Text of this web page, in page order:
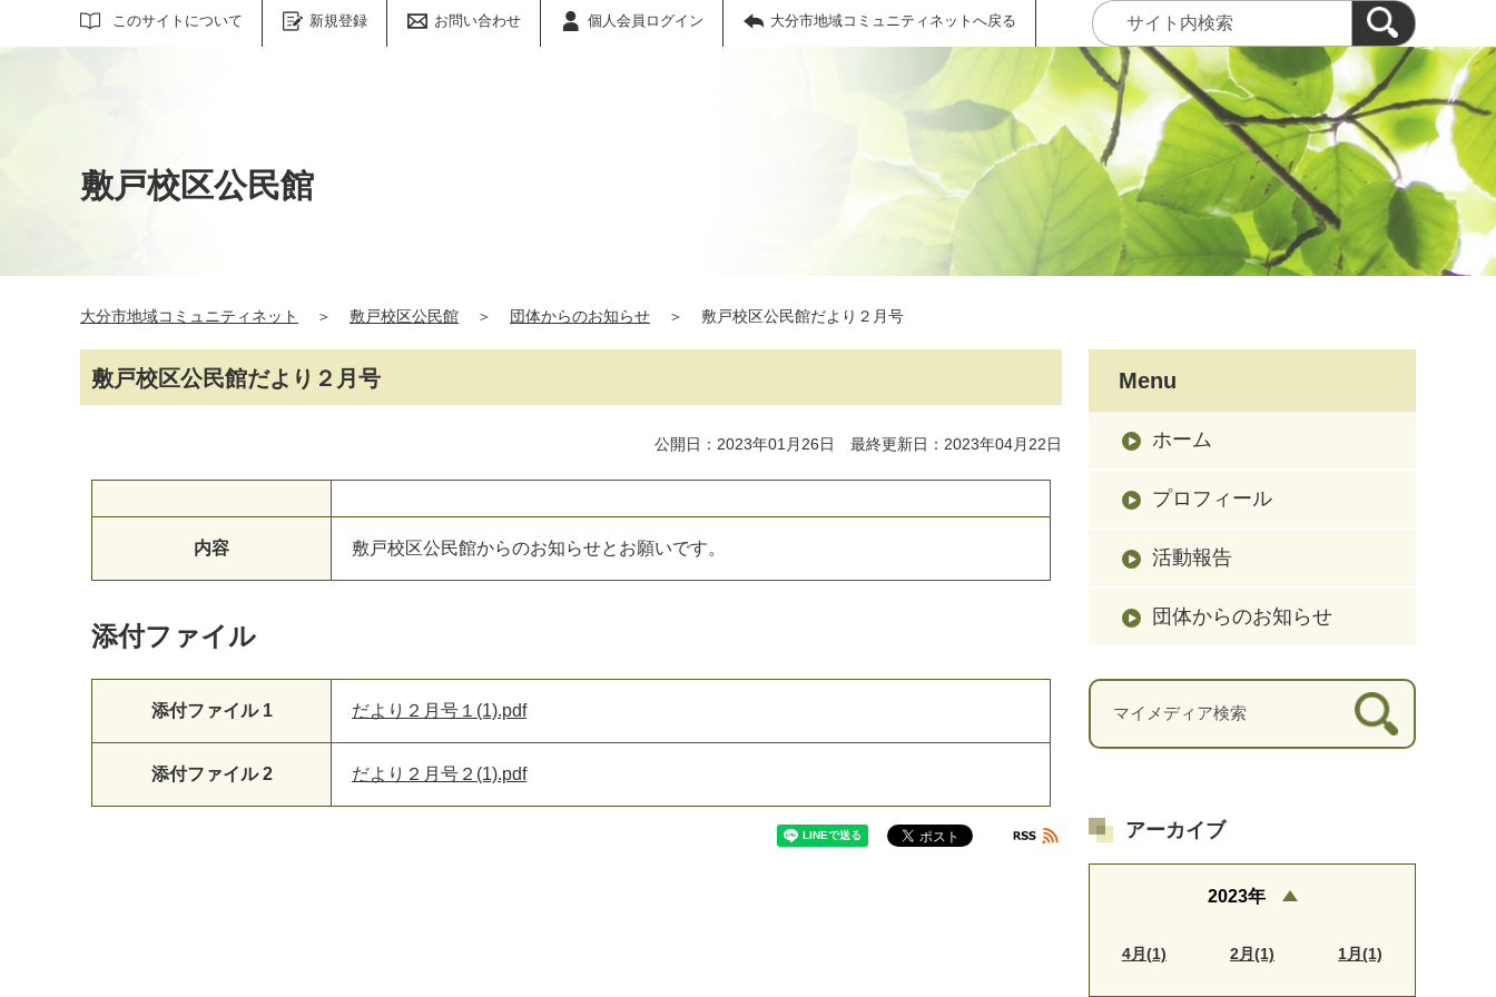
このサイトについて 新規登録 お問い合わせ 個人会員ログイン 大分市地域コミュニティネットへ戻る
サイト内検索
敷戸校区公民館
大分市地域コミュニティネット ＞ 敷戸校区公民館 ＞ 団体からのお知らせ ＞ 敷戸校区公民館だより２月号
敷戸校区公民館だより２月号
公開日：2023年01月26日 最終更新日：2023年04月22日
内容 敷 戸校区公民館からのお知らせと お願いです。
添付ファイル
添付ファイル 1 だより２月号１(1).pdf
添付ファイル 2 だより２月号２(1).pdf
Menu
ホーム
プロフィール
活動報告
団体からのお知らせ
アーカイブ
2023年
4月(1) 2月(1) 1月(1)